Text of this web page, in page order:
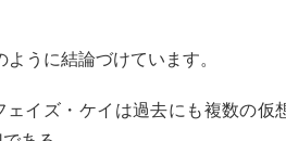
うに結論づけています。
イズ・ケイは過去にも複数の仮